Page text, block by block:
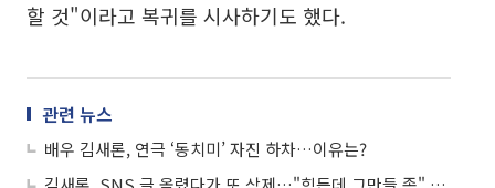
할 것"이라고 복귀를 시사하기도 했다.
관련 뉴스
배우 김새론, 연극 ‘동치미’ 자진 하차…이유는?